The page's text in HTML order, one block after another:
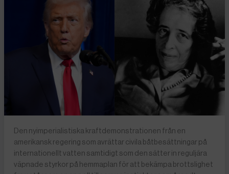
Den nyimperialistiska kraftdemonstrationen från en
amerikansk regering som avrättar civila båtbesättningar på
internationellt vatten samtidigt som den sätter in reguljära
väpnade styrkor på hemmaplan för att bekämpa brottslighet